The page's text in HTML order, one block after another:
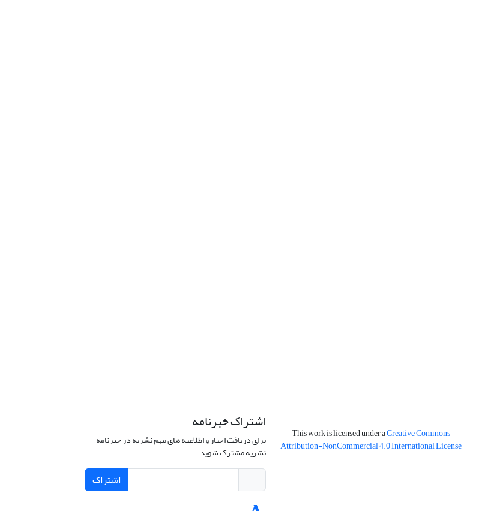
This work is licensed under aCreative Commons
Attribution-NonCommercial 4.0 International License
اشتراک خبرنامه
برای دریافت اخبار و اطلاعیه های مهم نشریه در خبرنامه
نشریه مشترک شوید.
اشتراک